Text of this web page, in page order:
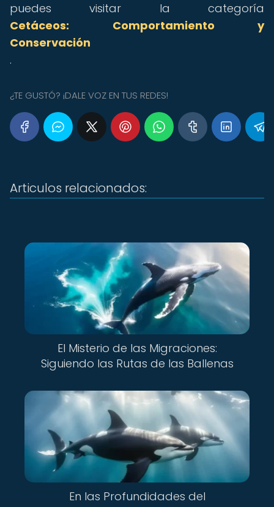
puedes visitar la categoría
Cetáceos: Comportamiento y
Conservación
.
¿TE GUSTÓ? ¡DALE VOZ EN TUS REDES!
Articulos relacionados:
El Misterio de las Migraciones:
Siguiendo las Rutas de las Ballenas
En las Profundidades del